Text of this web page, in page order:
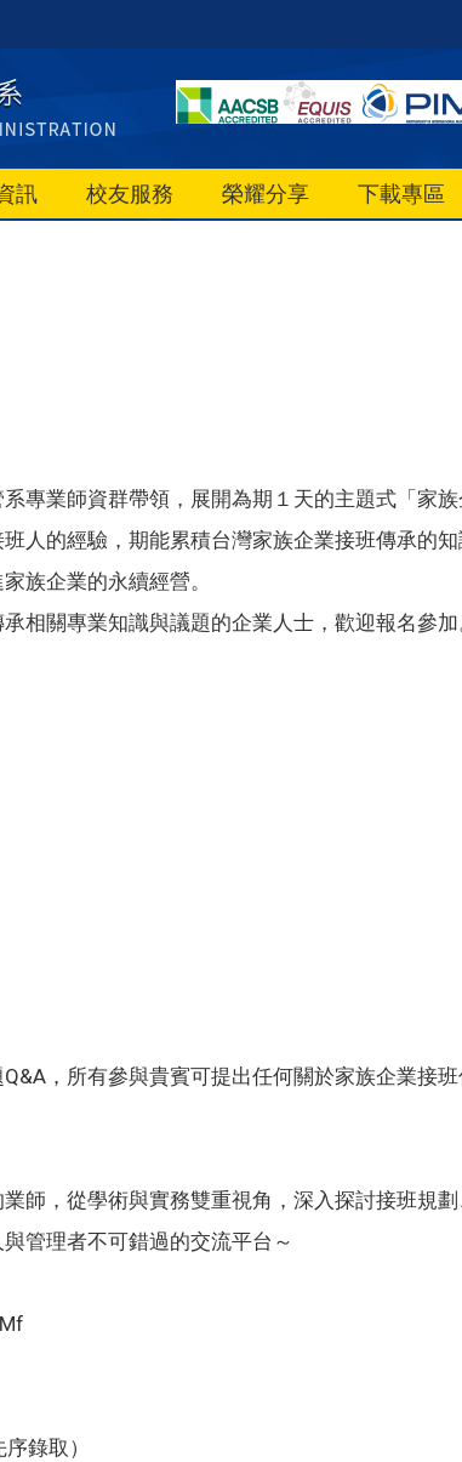
訊 校友服務 榮耀分享 下載專區
專業師資群帶領，展開為期１天的主題式「家
人的經驗，期能累積台灣家族企業接班傳承的
族企業的永續經營。
相關專業知識與議題的企業人士，歡迎報名參加
，所有參與貴賓可提出任何關於家族企業接
師，從學術與實務雙重視角，深入探討接班規
管理者不可錯過的交流平台～
錄取）